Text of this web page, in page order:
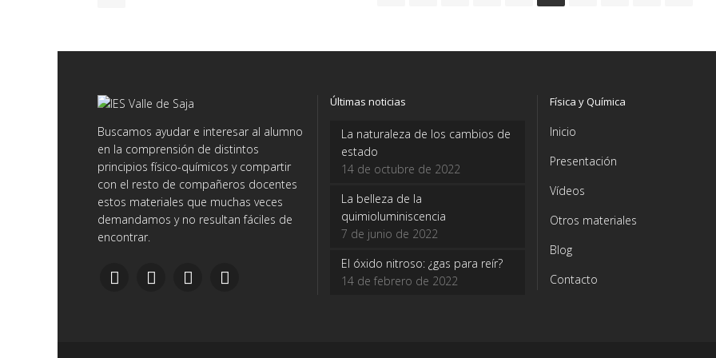
Buscamos ayudar e interesar al alumno
en la comprensión de distintos
principios físico-químicos y compartir
con el resto de compañeros docentes
estos materiales que muchas veces
demandamos y no resultan fáciles de
encontrar.
Últimas noticias
La naturaleza de los cambios de
estado
14 de octubre de 2022
La belleza de la
quimioluminiscencia
7 de junio de 2022
El óxido nitroso: ¿gas para reír?
14 de febrero de 2022
Física y Química
Inicio
Presentación
Vídeos
Otros materiales
Blog
Contacto